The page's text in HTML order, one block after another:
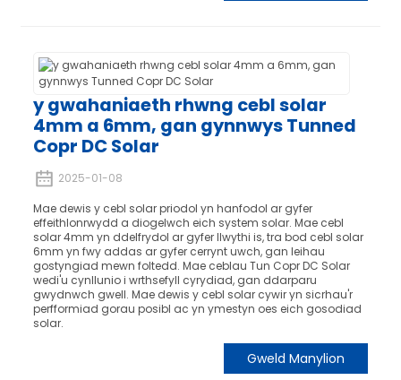
y gwahaniaeth rhwng cebl solar
4mm a 6mm, gan gynnwys Tunned
Copr DC Solar
2025-01-08
Mae dewis y cebl solar priodol yn hanfodol ar gyfer
effeithlonrwydd a diogelwch eich system solar. Mae cebl
solar 4mm yn ddelfrydol ar gyfer llwythi is, tra bod cebl solar
6mm yn fwy addas ar gyfer cerrynt uwch, gan leihau
gostyngiad mewn foltedd. Mae ceblau Tun Copr DC Solar
wedi'u cynllunio i wrthsefyll cyrydiad, gan ddarparu
gwydnwch gwell. Mae dewis y cebl solar cywir yn sicrhau'r
perfformiad gorau posibl ac yn ymestyn oes eich gosodiad
solar.
Gweld Manylion